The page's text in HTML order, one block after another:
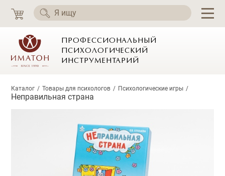
ПРОФЕССИОНАЛЬНЫЙ
ПСИХОЛОГИЧЕСКИЙ
ИНСТРУМЕНТАРИЙ
Каталог Товары для психологов Психологические игры
Неправильная страна